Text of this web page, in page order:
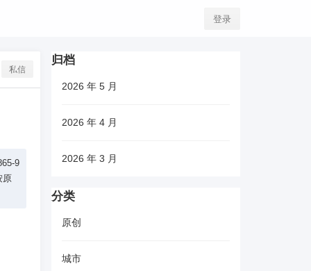
登录
私信
9
原
归档
2026 年 5 月
2026 年 4 月
2026 年 3 月
分类
原创
城市